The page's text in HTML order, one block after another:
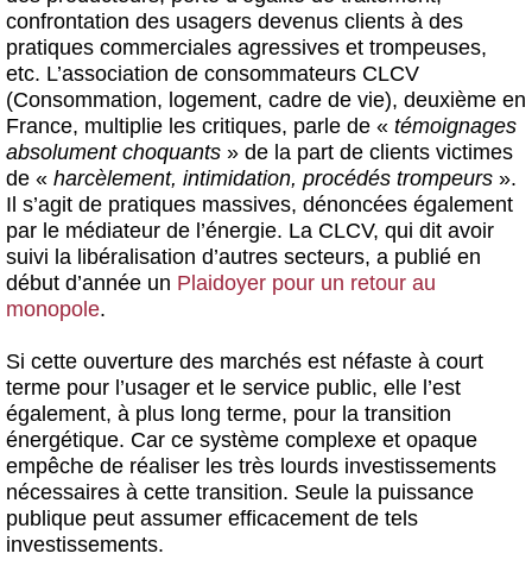
confrontation des usagers devenus clients à des
pratiques commerciales agressives et trompeuses,
etc. L’association de consommateurs CLCV
(Consommation, logement, cadre de vie), deuxième en
France, multiplie les critiques, parle de « témoignages
absolument choquants » de la part de clients victimes
de « harcèlement, intimidation, procédés trompeurs ».
Il s’agit de pratiques massives, dénoncées également
par le médiateur de l’énergie. La CLCV, qui dit avoir
suivi la libéralisation d’autres secteurs, a publié en
début d’année un Plaidoyer pour un retour au
monopole.
Si cette ouverture des marchés est néfaste à court
terme pour l’usager et le service public, elle l’est
également, à plus long terme, pour la transition
énergétique. Car ce système complexe et opaque
empêche de réaliser les très lourds investissements
nécessaires à cette transition. Seule la puissance
publique peut assumer efficacement de tels
investissements.